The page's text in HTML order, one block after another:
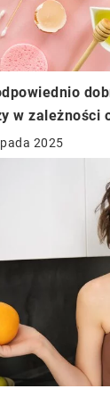
w zależności
2025